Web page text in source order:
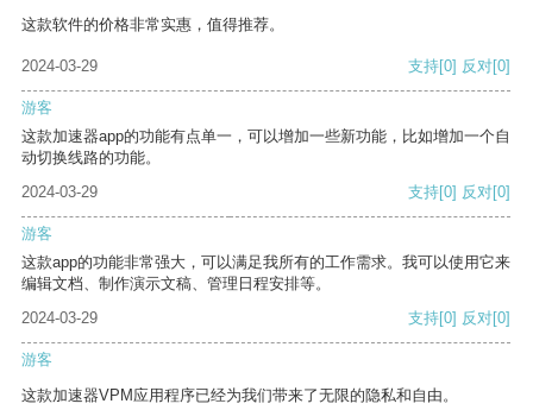
这款软件的价格非常实惠，值得推荐。
2024-03-29 支持[0] 反对[0]
游客
这款加速器app的功能有点单一，可以增加一些新功能，比如增加一个自
动切换线路的功能。
2024-03-29
支持[0] 反对[0]
游客
这款app的功能非常强大，可以满足我所有的工作需求。我可以使用它来
编辑文档、制作演示文稿、管理日程安排等。
2024-03-29
支持[0] 反对[0]
游客
这款加速器VPM应用程序已经为我们带来了无限的隐私和自由。